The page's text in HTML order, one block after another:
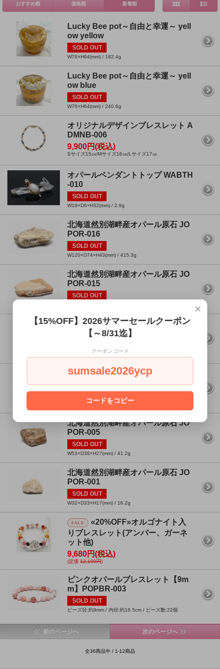
おすすめ順 価格順 新着順
Lucky Bee pot～自由と幸運～ yell
ow yellow
SOLD OUT
W76×H64(mm) / 182.4g
Lucky Bee pot～自由と幸運～ yell
ow blue
SOLD OUT
W76×H64(mm) / 240.6g
オリジナルデザインブレスレット A
DMNB-006
9,900円(税込)
Sサイズ15㎝/Mサイズ16㎝/Lサイズ17㎝
オパールペンダントトップ WABTH
-010
SOLD OUT
W19×D6×H32(mm) / 2.9g
北海道然別湖畔産オパール原石 JO
POR-016
SOLD OUT
W120×D74×H43(mm) / 415.3g
北海道然別湖畔産オパール原石 JO
POR-015
SOLD OUT
北海道然別湖畔産オパール原石 JO
POR-014
W90×D74×H30(mm) / 182.6g
北海道然別湖畔産オパール原石 JO
POR-012
W80×D53×H25(mm) / 98.4g
北海道然別湖畔産オパール原石 JO
POR-005
SOLD OUT
W53×D38×H27(mm) / 41.2g
北海道然別湖畔産オパール原石 JO
POR-001
SOLD OUT
W32×D33×H17(mm) / 16.2g
SALE
«20%OFF»オルゴナイト入
りブレスレット(アンバー、ガーネ
ット他)
9,680円(税込)
(定価 12,100円)
ピンクオパールブレスレット【9m
m】POPBR-003
SOLD OUT
ビーズ径:約9mm / 内径:約16.5cm / ビーズ数:22個
前のページへ 次のページへ
全36商品中 / 1-12商品
×
【15%OFF】2026サマーセールクーポン
【～8/31迄】
クーポンコード
sumsale2026ycp
コードをコピー